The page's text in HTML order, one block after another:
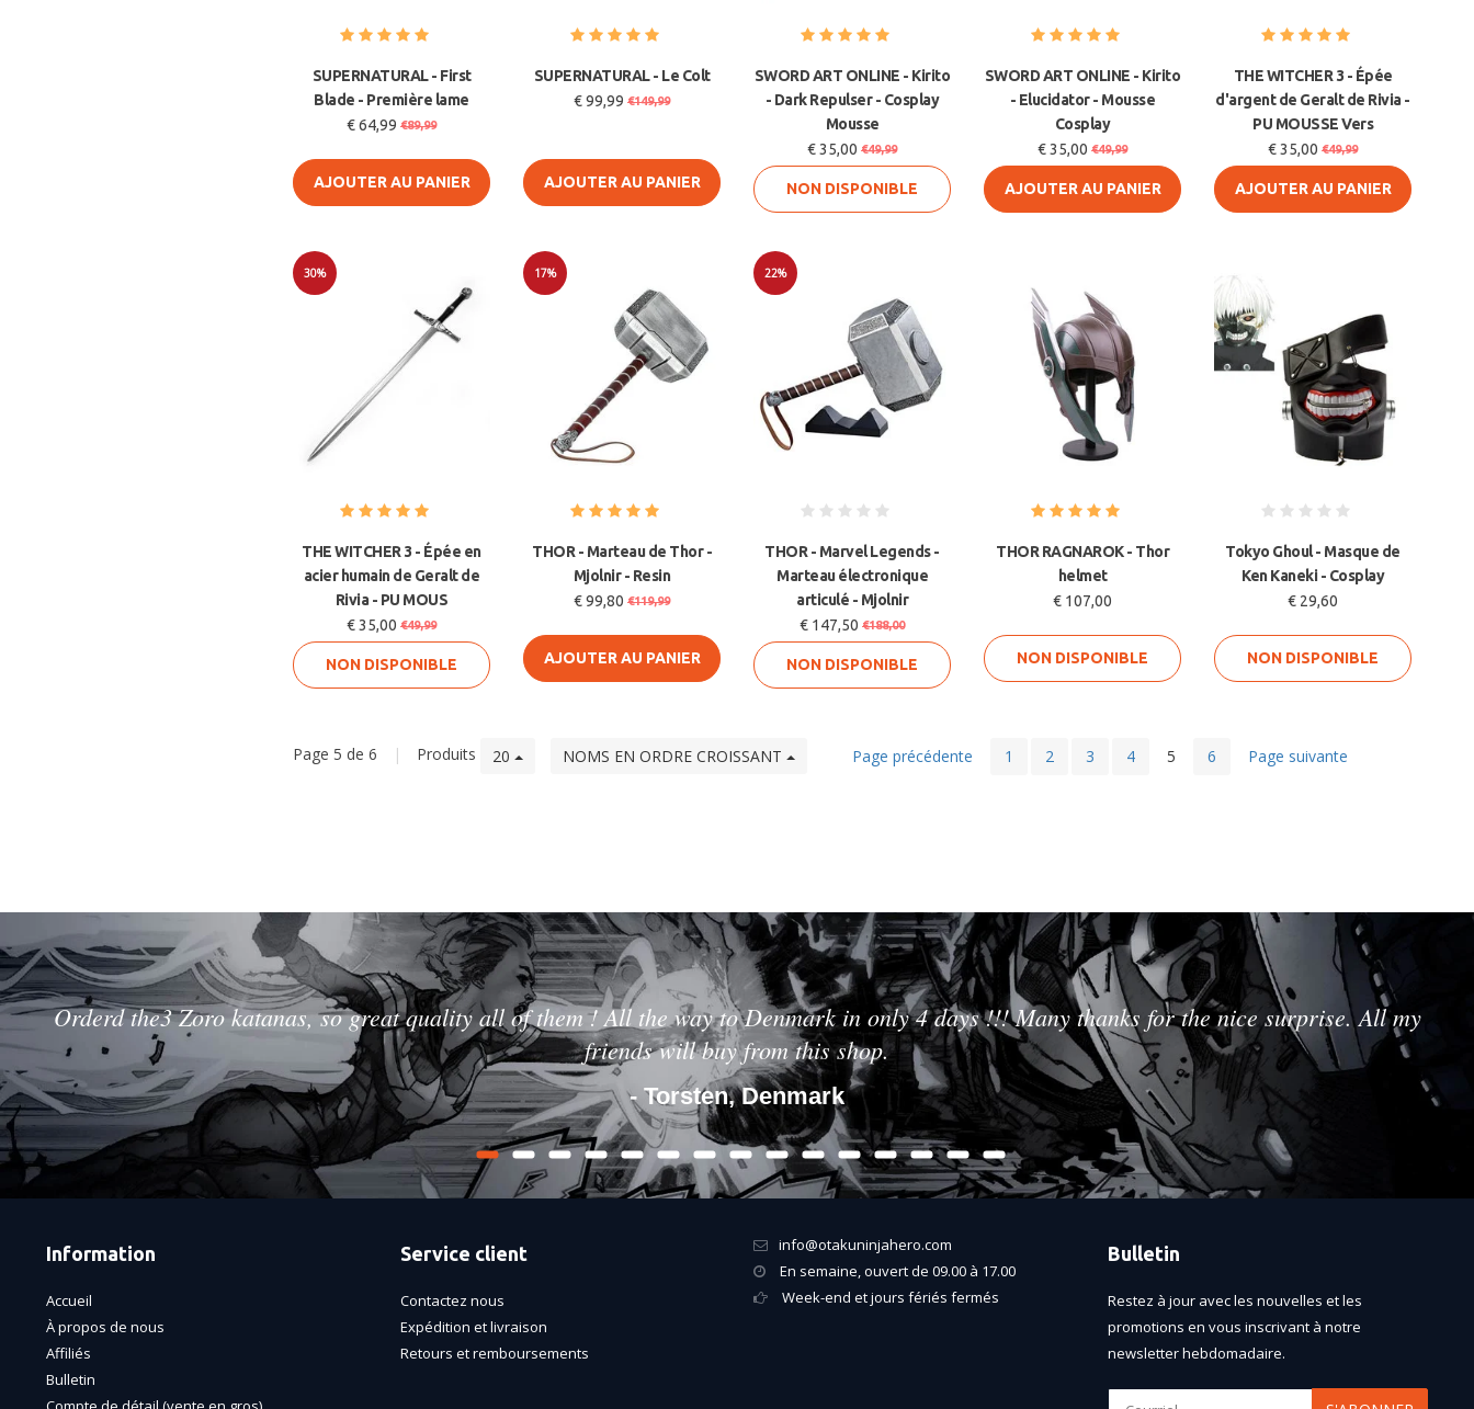
SUPERNATURAL - First
Blade - Première lame
€ 64,99 €89,99
AJOUTER AU PANIER
SUPERNATURAL - Le Colt
€ 99,99 €149,99
AJOUTER AU PANIER
SWORD ART ONLINE - Kirito
- Dark Repulser - Cosplay
Mousse
€ 35,00 €49,99
NON DISPONIBLE
SWORD ART ONLINE - Kirito
- Elucidator - Mousse
Cosplay
€ 35,00 €49,99
AJOUTER AU PANIER
THE WITCHER 3 - Épée
d'argent de Geralt de Rivia -
PU MOUSSE Vers
€ 35,00 €49,99
AJOUTER AU PANIER
30%
THE WITCHER 3 - Épée en
acier humain de Geralt de
Rivia - PU MOUS
€ 35,00 €49,99
NON DISPONIBLE
17%
THOR - Marteau de Thor -
Mjolnir - Resin
€ 99,80 €119,99
AJOUTER AU PANIER
22%
THOR - Marvel Legends -
Marteau électronique
articulé - Mjolnir
€ 147,50 €188,00
NON DISPONIBLE
THOR RAGNAROK - Thor
helmet
€ 107,00
NON DISPONIBLE
Tokyo Ghoul - Masque de
Ken Kaneki - Cosplay
€ 29,60
NON DISPONIBLE
Page 5 de 6 | Produits 20 NOMS EN ORDRE CROISSANT Page précédente 1 2 3 4 5 6 Page suivante
Orderd the3 Zoro katanas, so great quality all of them ! All the way to Denmark in only 4 days !!! Many thanks for the nice surprise. All my
friends will buy from this shop.
- Torsten, Denmark
Information
Accueil
À propos de nous
Affiliés
Bulletin
Service client
Contactez nous
Expédition et livraison
Retours et remboursements
info@otakuninjahero.com
En semaine, ouvert de 09.00 à 17.00
Week-end et jours fériés fermés
Bulletin
Restez à jour avec les nouvelles et les
promotions en vous inscrivant à notre
newsletter hebdomadaire.